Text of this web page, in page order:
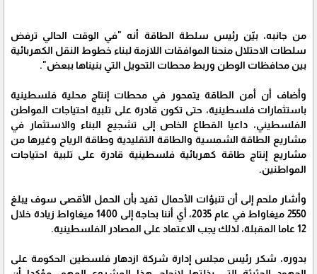
من جانبه، بيّن رئيس سلطة الطاقة أنه "في الوقت الحالي ترفض
سلطات الاحتلال منحنا الموافقات اللازمة لبناء خطوط النقل الكهربائية
بين محافظات الوطن وربط محطات التحويل التي بنيناها ببعض".
وأضاف أن أمن الطاقة يتمحور في محطات إنتاج محلية فلسطينية
باستثمارات فلسطينية، حتى تكون قادرة على تلبية احتياجات المواطن
الفلسطيني، داعيا القطاع الخاص إلى تشجيع البناء والاستثمار في
مشاريع الطاقة الشمسية والطاقة التقليدية وطاقة الرياح وغيرها من
مشاريع إنتاج طاقة كهربائية فلسطينية قادرة على تلبية احتياجات
المواطنين.
وأشار ملحم إلى أن تنبؤات الأحمال تفيد بأن الحمل الأقصى سوف يبلغ
2550 ميغاواط في عام 2035، أي أننا بحاجة إلى 1400 ميغاواط زيادة خلال
12 عاما المقبلة، لذلك يجب الاعتماد على المصادر الفلسطينية.
بدوره، شكر رئيس مجلس إدارة شركة ازدهار فلسطين الحكومة على